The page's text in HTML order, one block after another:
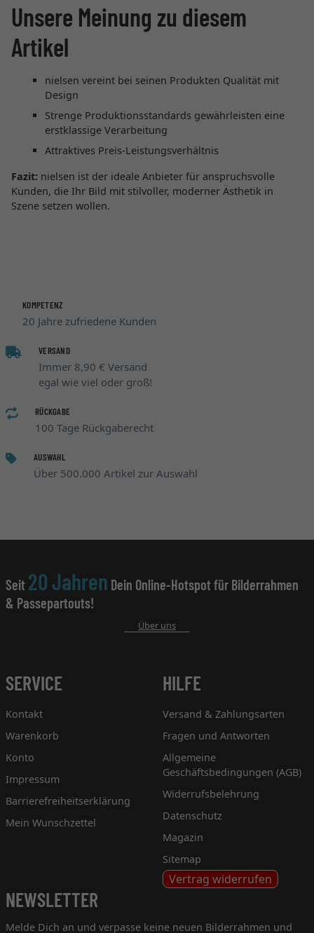
Unsere Meinung zu diesem
Artikel
nielsen vereint bei seinen Produkten Qualität mit
Design
Strenge Produktionsstandards gewährleisten eine
erstklassige Verarbeitung
Attraktives Preis-Leistungsverhältnis
Fazit: nielsen ist der ideale Anbieter für anspruchsvolle
Kunden, die Ihr Bild mit stilvoller, moderner Ästhetik in
Szene setzen wollen.
KOMPETENZ
20 Jahre zufriedene Kunden
VERSAND
Immer 8,90 € Versand
egal wie viel oder groß!
RÜCKGABE
100 Tage Rückgaberecht
AUSWAHL
Über 500.000 Artikel zur Auswahl
Seit 20 Jahren Dein Online-Hotspot für Bilderrahmen
& Passepartouts!
Über uns
SERVICE
Kontakt
Warenkorb
Konto
Impressum
Barrierefreiheitserklärung
Mein Wunschzettel
HILFE
Versand & Zahlungsarten
Fragen und Antworten
Allgemeine
Geschäftsbedingungen (AGB)
Widerrufsbelehrung
Datenschutz
Magazin
Sitemap
Vertrag widerrufen
NEWSLETTER
Melde Dich an und verpasse keine neuen Bilderrahmen und